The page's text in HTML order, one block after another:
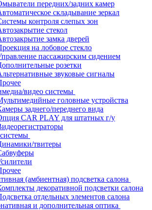
передних/задних камер
складывание зеркал
контроля слепых зон
стекол
замка дверей
на лобовое стекло
пассажирским сидением
розетки
звуковые сигналы
видео системы
головные устройства
заднего/переднего вида
CAR PLAY для штатных г/у
твитеры
(амбиентная) подсветка салона
декоративной подсветки салона
отдельных элементов салона
и дополнительная оптика